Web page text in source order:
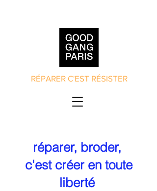
RÉPARER C'EST RÉSISTER
réparer, broder,
c'est créer en toute
liberté